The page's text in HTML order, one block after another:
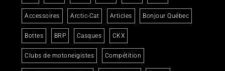
Accessoires Arctic-Cat Articles Bonjour Québec
Bottes BRP Casques CKX
Clubs de motoneigistes Compétition